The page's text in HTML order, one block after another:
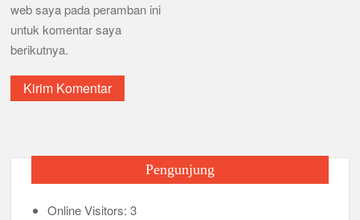
web saya pada peramban ini
untuk komentar saya
berikutnya.
Pengunjung
Online Visitors:3